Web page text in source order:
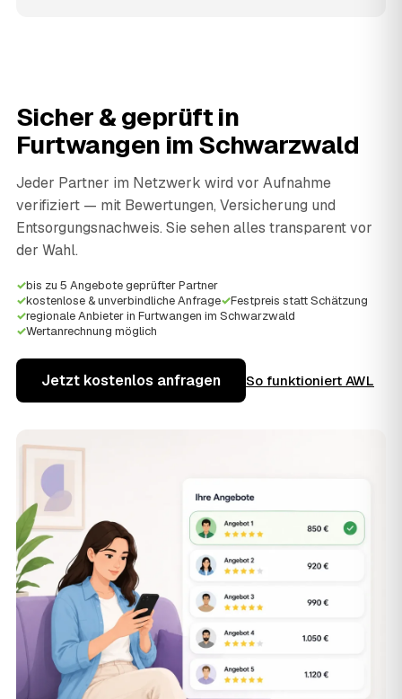
Sicher & geprüft in
Furtwangen im Schwarzwald
Jeder Partner im Netzwerk wird vor Aufnahme
verifiziert — mit Bewertungen, Versicherung und
Entsorgungsnachweis. Sie sehen alles transparent vor
der Wahl.
✓bis zu 5 Angebote geprüfter Partner
✓kostenlose & unverbindliche Anfrage✓Festpreis statt Schätzung
✓regionale Anbieter in Furtwangen im Schwarzwald
✓Wertanrechnung möglich
Jetzt kostenlos anfragen So funktioniert AWL